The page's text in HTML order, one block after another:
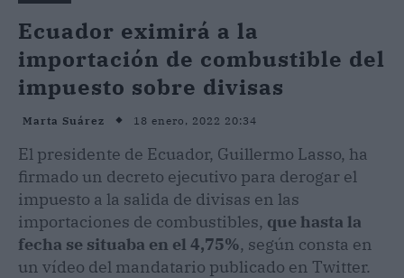
Ecuador eximirá a la
importación de combustible del
impuesto sobre divisas
Marta Suárez 18 enero, 2022 20:34
El presidente de Ecuador, Guillermo Lasso, ha
firmado un decreto ejecutivo para derogar el
impuesto a la salida de divisas en las
importaciones de combustibles, que hasta la
fecha se situaba en el 4,75%, según consta en
un vídeo del mandatario publicado en Twitter.